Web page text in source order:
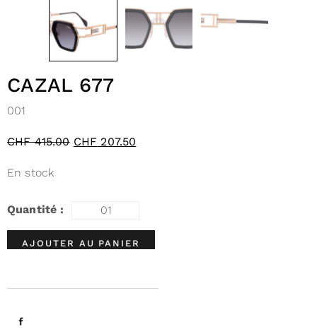
CAZAL 677
001
CHF415.00 CHF 207.50
En stock
AJOUTER AU PANIER